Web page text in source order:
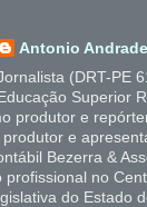
Antonio Andrade
(DRT-PE
Educação Superior
produtor e
e
Bezerra &
profissional no
do Estado